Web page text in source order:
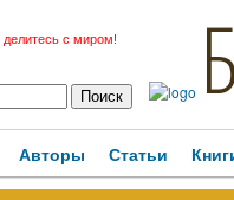
делитесь с миром!
Авторы Статьи